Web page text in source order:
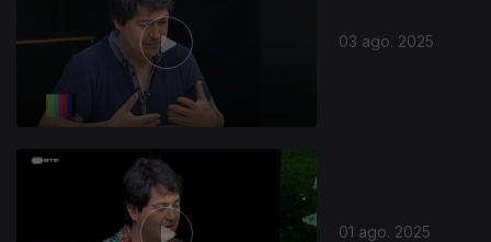
03 ago. 2025
01 ago. 2025